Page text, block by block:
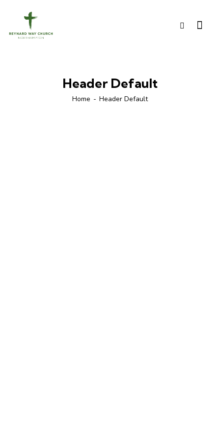
Header Default
Home Header Default